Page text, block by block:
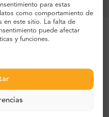
para estas
como comportamiento de
en este sitio. La falta de
puede afectar
y funciones.
nuestros
en él.